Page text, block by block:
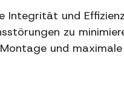
Integrität und
zu
und